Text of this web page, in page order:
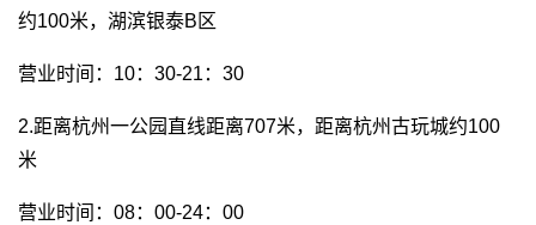
约100米，湖滨银泰B区
营业时间：10：30-21：30
2.距离杭州一公园直线距离707米，距离杭州古玩城约100
米
营业时间：08：00-24：00